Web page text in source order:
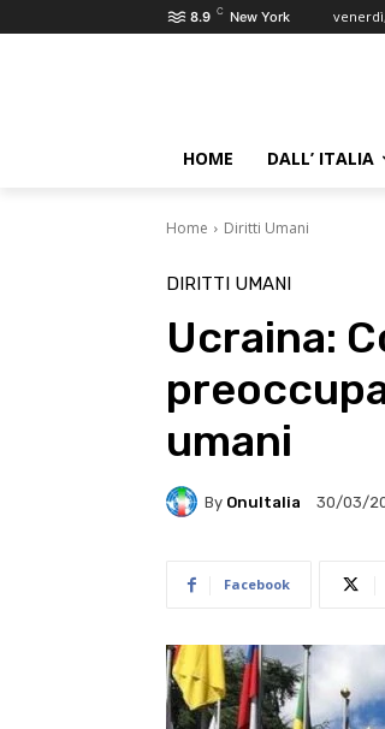
8.9 C New York
HOME DALL’ ITALIA
Home Diritti Umani
DIRITTI UMANI
Ucraina:
umani
By OnuItalia 30/03/
Facebook